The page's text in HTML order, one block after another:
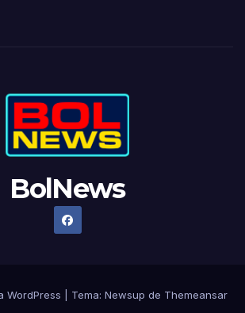
BolNews
WordPress Tema: Newsup de Themeansar